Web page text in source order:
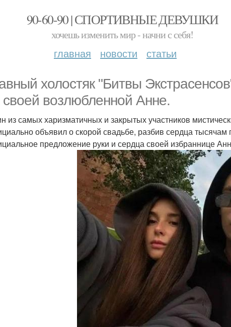
90-60-90 | СПОРТИВНЫЕ ДЕВУШКИ
хочешь изменить мир - начни с себя!
главная новости статьи
холостяк "Битвы
своей возлюбленной Анне.
из самых харизматичных и закрытых участников
объявил о скорой свадьбе, разбив сердца
предложение руки и сердца своей избраннице